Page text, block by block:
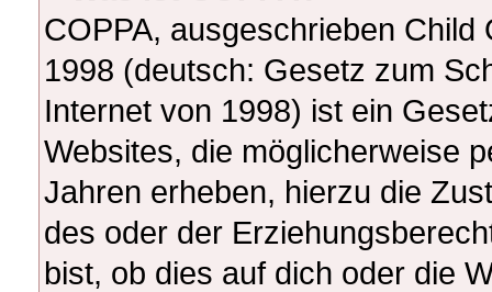
COPPA, ausgeschrieben
1998 (deutsch: Gesetz zum
Internet von 1998) ist ein
Websites, die möglicherweise
Jahren erheben, hierzu die
des oder der
bist, ob dies auf dich oder die